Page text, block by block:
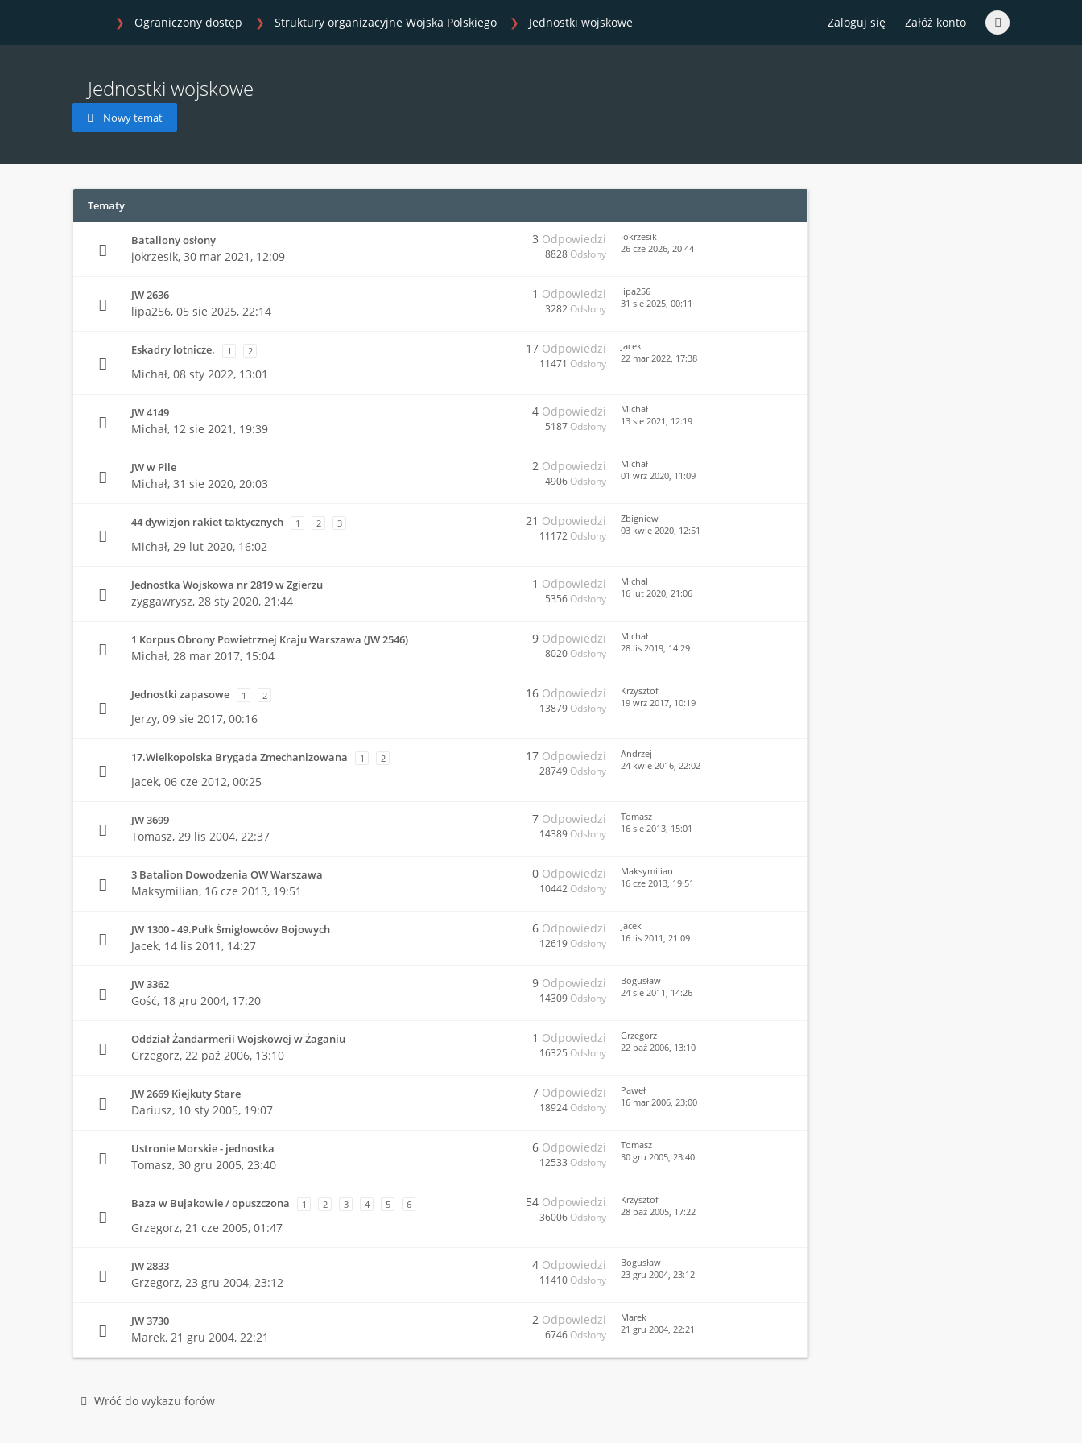
Zaloguj się Załóż konto
Ograniczony dostęp Struktury organizacyjne Wojska Polskiego Jednostki wojskowe
Jednostki wojskowe
Nowy temat
Tematy
Bataliony osłony
jokrzesik, 30 mar 2021, 12:09
3 Odpowiedzi
8828 Odsłony
jokrzesik
26 cze 2026, 20:44
JW 2636
lipa256, 05 sie 2025, 22:14
1 Odpowiedzi
3282 Odsłony
lipa256
31 sie 2025, 00:11
Eskadry lotnicze. 1 2
Michał, 08 sty 2022, 13:01
17 Odpowiedzi
11471 Odsłony
Jacek
22 mar 2022, 17:38
JW 4149
Michał, 12 sie 2021, 19:39
4 Odpowiedzi
5187 Odsłony
Michał
13 sie 2021, 12:19
JW w Pile
Michał, 31 sie 2020, 20:03
2 Odpowiedzi
4906 Odsłony
Michał
01 wrz 2020, 11:09
44 dywizjon rakiet taktycznych 1 2 3
Michał, 29 lut 2020, 16:02
21 Odpowiedzi
11172 Odsłony
Zbigniew
03 kwie 2020, 12:51
Jednostka Wojskowa nr 2819 w Zgierzu
zyggawrysz, 28 sty 2020, 21:44
1 Odpowiedzi
5356 Odsłony
Michał
16 lut 2020, 21:06
1 Korpus Obrony Powietrznej Kraju Warszawa (JW 2546)
Michał, 28 mar 2017, 15:04
9 Odpowiedzi
8020 Odsłony
Michał
28 lis 2019, 14:29
Jednostki zapasowe 1 2
Jerzy, 09 sie 2017, 00:16
16 Odpowiedzi
13879 Odsłony
Krzysztof
19 wrz 2017, 10:19
17.Wielkopolska Brygada Zmechanizowana 1 2
Jacek, 06 cze 2012, 00:25
17 Odpowiedzi
28749 Odsłony
Andrzej
24 kwie 2016, 22:02
JW 3699
Tomasz, 29 lis 2004, 22:37
7 Odpowiedzi
14389 Odsłony
Tomasz
16 sie 2013, 15:01
3 Batalion Dowodzenia OW Warszawa
Maksymilian, 16 cze 2013, 19:51
0 Odpowiedzi
10442 Odsłony
Maksymilian
16 cze 2013, 19:51
JW 1300 - 49.Pułk Śmigłowców Bojowych
Jacek, 14 lis 2011, 14:27
6 Odpowiedzi
12619 Odsłony
Jacek
16 lis 2011, 21:09
JW 3362
Gość, 18 gru 2004, 17:20
9 Odpowiedzi
14309 Odsłony
Bogusław
24 sie 2011, 14:26
Oddział Żandarmerii Wojskowej w Żaganiu
Grzegorz, 22 paź 2006, 13:10
1 Odpowiedzi
16325 Odsłony
Grzegorz
22 paź 2006, 13:10
JW 2669 Kiejkuty Stare
Dariusz, 10 sty 2005, 19:07
7 Odpowiedzi
18924 Odsłony
Paweł
16 mar 2006, 23:00
Ustronie Morskie - jednostka
Tomasz, 30 gru 2005, 23:40
6 Odpowiedzi
12533 Odsłony
Tomasz
30 gru 2005, 23:40
Baza w Bujakowie / opuszczona 1 2 3 4 5 6
Grzegorz, 21 cze 2005, 01:47
54 Odpowiedzi
36006 Odsłony
Krzysztof
28 paź 2005, 17:22
JW 2833
Grzegorz, 23 gru 2004, 23:12
4 Odpowiedzi
11410 Odsłony
Bogusław
23 gru 2004, 23:12
JW 3730
Marek, 21 gru 2004, 22:21
2 Odpowiedzi
6746 Odsłony
Marek
21 gru 2004, 22:21
Wróć do wykazu forów